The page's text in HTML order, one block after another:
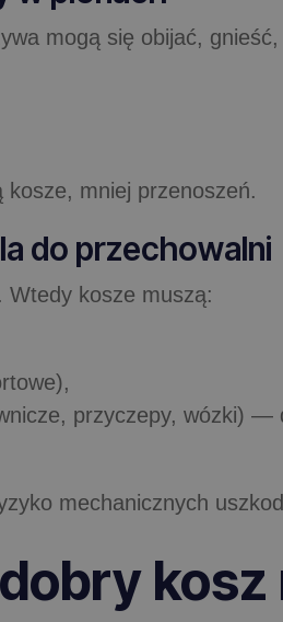
mogą się obijać,
mniej przenoszeń.
do przechowalni
Wtedy kosze muszą:
przyczepy, wózki) —
mechanicznych